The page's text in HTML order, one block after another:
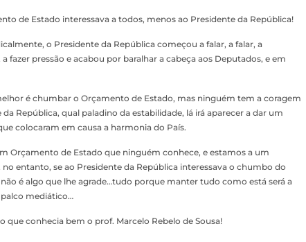
de Estado interessava a todos, menos ao Presidente da República!
o Presidente da República começou a falar, a falar, a
fazer pressão e acabou por baralhar a cabeça aos Deputados, e em
é chumbar o Orçamento de Estado, mas ninguém tem a coragem
República, qual paladino da estabilidade, lá irá aparecer a dar um
colocaram em causa a harmonia do País.
Orçamento de Estado que ninguém conhece, e estamos a um
entanto, se ao Presidente da República interessava o chumbo do
é algo que lhe agrade…tudo porque manter tudo como está será a
mediático…
que conhecia bem o prof. Marcelo Rebelo de Sousa!